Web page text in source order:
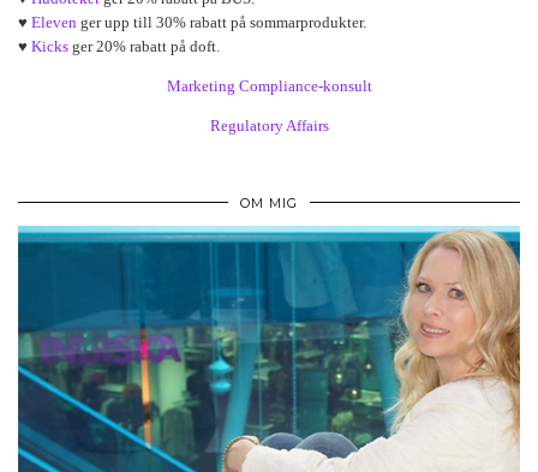
♥ Eleven ger upp till 30% rabatt på sommarprodukter.
♥ Kicks ger 20% rabatt på doft.
Marketing Compliance-konsult
Regulatory Affairs
OM MIG